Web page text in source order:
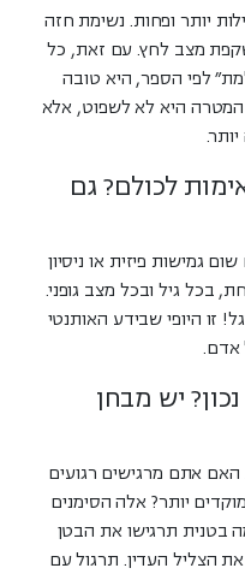
יותר ופחות. נשימת חזה
מצב לחץ. עם זאת, כל
לפי הספר, היא טובה
היא לא לשפוט, אלא
לכולם? גם
גמישות פיזית או ניסיון
בכל גיל ובכל מצב גופני.
זו היופי שבידע האותנטי
אדם.
יש מבחן
האם אתם מרגישים רגועים
יותר? אלה הסימנים
בטנית תרגישו את הבטן
הצליל העדין. תרגול עם